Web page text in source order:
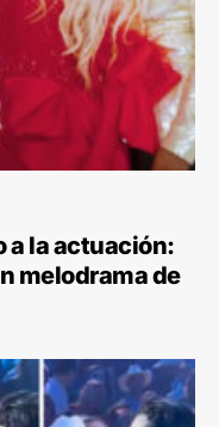
a la actuación:
melodrama de